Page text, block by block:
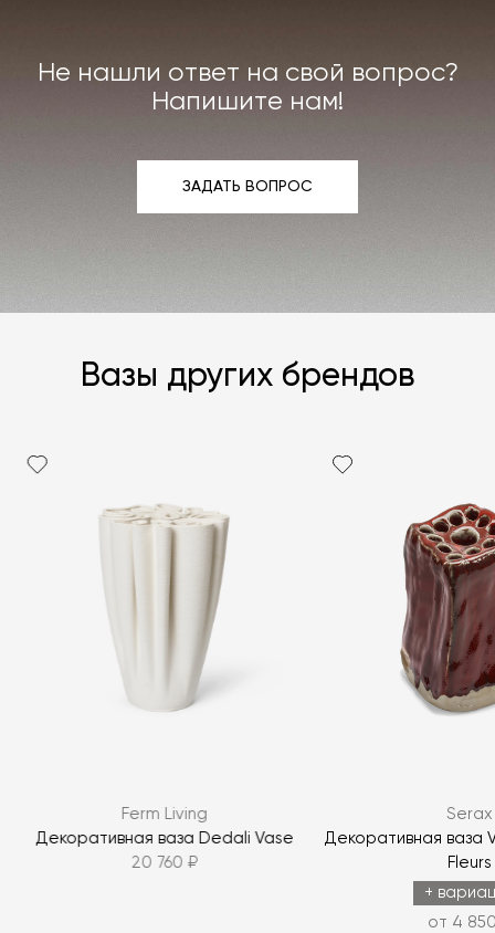
Не нашли ответ на свой вопрос?
Напишите нам!
ЗАДАТЬ ВОПРОС
ЗАДАТЬ ВОПРОС
ЗАДАТЬ ВОПРОС
Вазы других брендов
Ferm Living
Декоративная ваза Dedali Vase
20 760 ₽
Serax
Декоративная ваза
Fleurs
+
от 4